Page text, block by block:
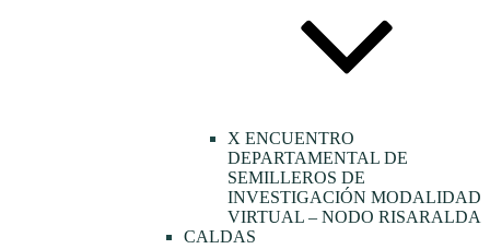
X ENCUENTRO
DEPARTAMENTAL DE
SEMILLEROS DE
INVESTIGACIÓN MODALIDAD
VIRTUAL – NODO RISARALDA
CALDAS